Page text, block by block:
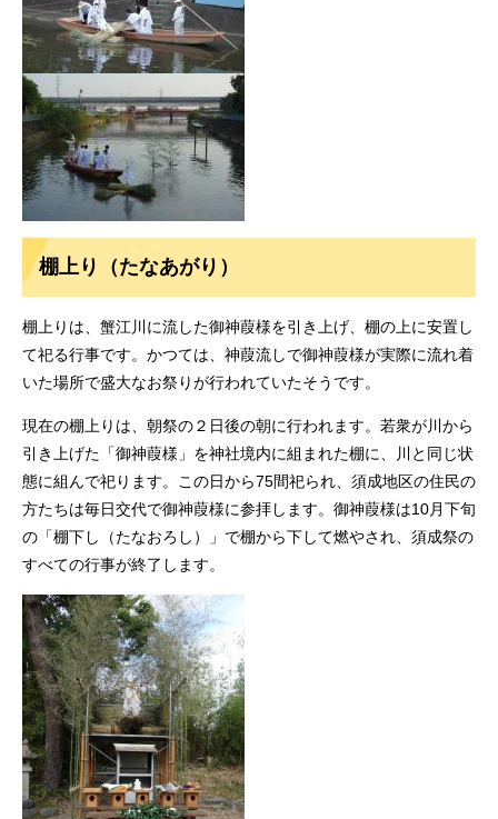
棚上り（たなあがり）
棚上りは、蟹江川に流した御神葭様を引き上げ、棚の上に安置し
て祀る行事です。かつては、神葭流しで御神葭様が実際に流れ着
いた場所で盛大なお祭りが行われていたそうです。
現在の棚上りは、朝祭の２日後の朝に行われます。若衆が川から
引き上げた「御神葭様」を神社境内に組まれた棚に、川と同じ状
態に組んで祀ります。この日から75間祀られ、須成地区の住民の
方たちは毎日交代で御神葭様に参拝します。御神葭様は10月下旬
の「棚下し（たなおろし）」で棚から下して燃やされ、須成祭の
すべての行事が終了します。